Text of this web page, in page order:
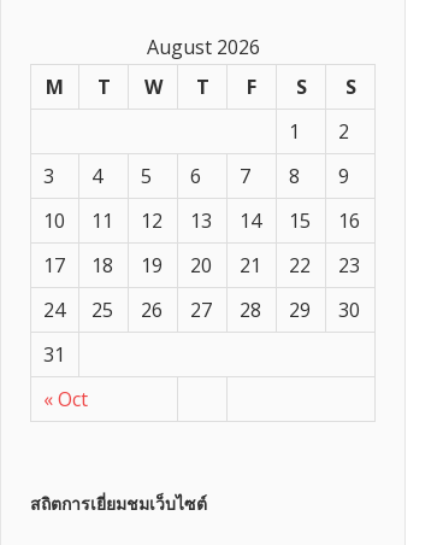
August 2026
M
T W T F S S
« Oct
1
2
3
4 5 6 7 8
9
10
11 12 13 14 15
16
17
18 19 20 21 22
23
24
25 26 27 28 29
30
31
สถิตการเยี่ยมชมเว็บไซต์